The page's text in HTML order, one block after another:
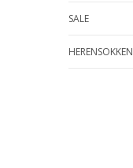
SALE
HERENSOKKEN